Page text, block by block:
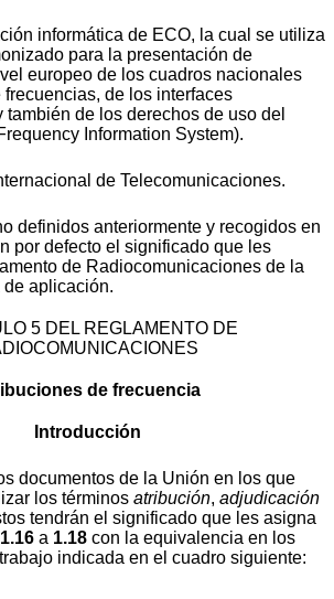
informática de ECO, la cual se utiliza
para la presentación de
europeo de los cuadros nacionales
de los interfaces
también de los derechos de uso del
Information System).
de Telecomunicaciones.
definidos anteriormente y recogidos en
por defecto el significado que les
de Radiocomunicaciones de la
aplicación.
5 DEL REGLAMENTO DE
de frecuencia
Introducción
documentos de la Unión en los que
los términos atribución, adjudicación
tendrán el significado que les asigna
1.16 a 1.18 con la equivalencia en los
indicada en el cuadro siguiente: